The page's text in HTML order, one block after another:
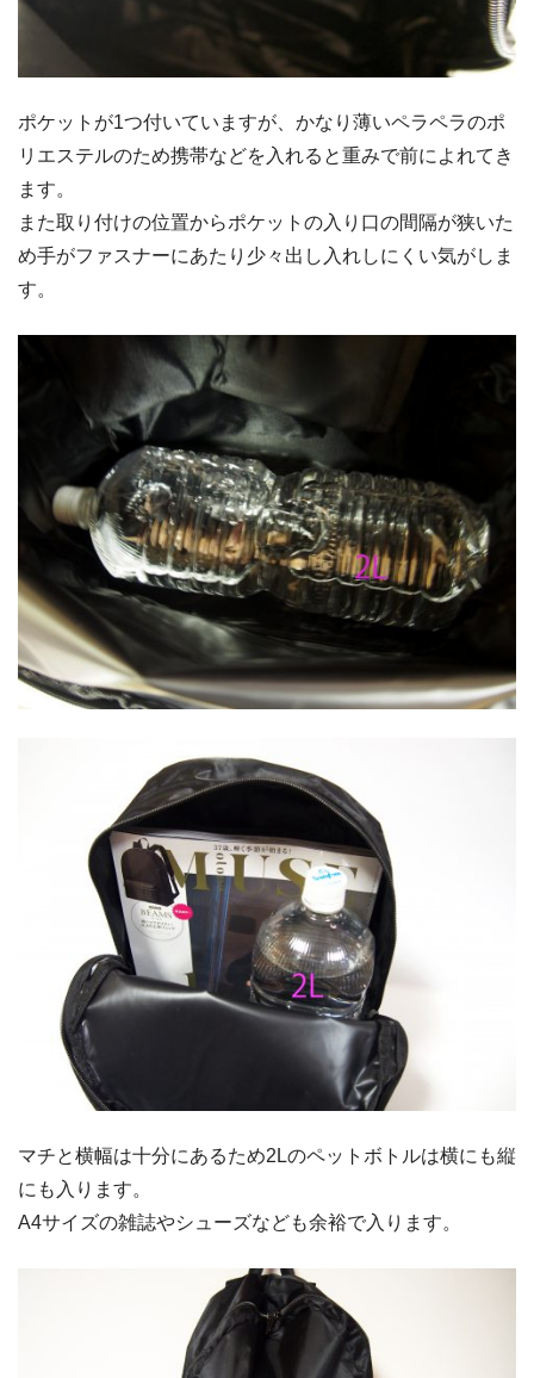
ポケットが1つ付いていますが、かなり薄いペラペラのポ
リエステルのため携帯などを入れると重みで前によれてき
ます。
また取り付けの位置からポケットの入り口の間隔が狭いた
め手がファスナーにあたり少々出し入れしにくい気がしま
す。
マチと横幅は十分にあるため2Lのペットボトルは横にも縦
にも入ります。
A4サイズの雑誌やシューズなども余裕で入ります。